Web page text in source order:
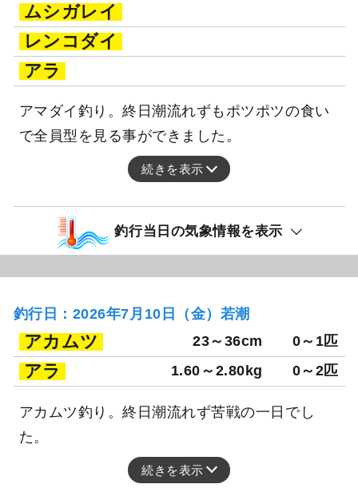
ムシガレイ
レンコダイ
アラ
アマダイ釣り。終日潮流れずもポツポツの食い
で全員型を見る事ができました。
続きを表示
釣行当日の気象情報を表示
釣行日：2026年7月10日（金）若潮
アカムツ 23～36cm 0～1匹
アラ 1.60～2.80kg 0～2匹
アカムツ釣り。終日潮流れず苦戦の一日でし
た。
続きを表示